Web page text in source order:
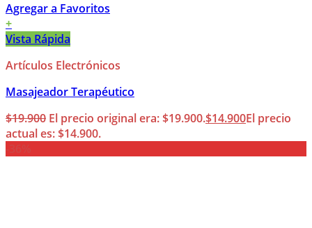
Agregar a Favoritos
+
Vista Rápida
Artículos Electrónicos
Masajeador Terapéutico
$19.900 El precio original era: $19.900.$14.900El precio
actual es: $14.900.